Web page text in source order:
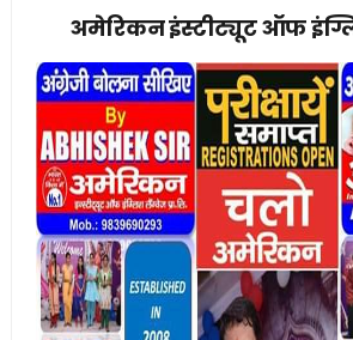
अमेरिकन इंस्टीट्यूट ऑफ